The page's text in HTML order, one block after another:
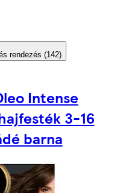
rendezés (142)
Intense
3-16
barna